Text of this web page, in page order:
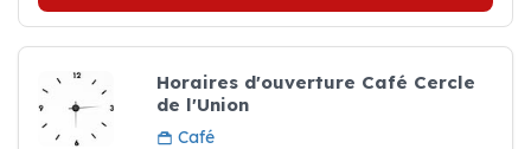
Horaires d'ouverture Café Cercle
de l'Union
Café